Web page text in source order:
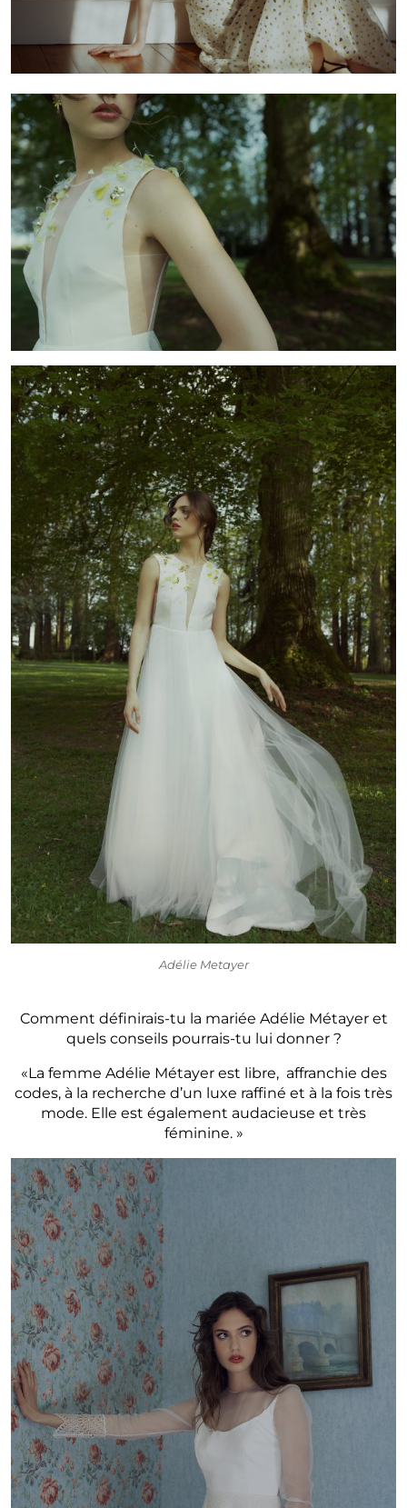
Adélie Metayer
Comment définirais-tu la mariée Adélie Métayer et
quels conseils pourrais-tu lui donner ?
«La femme Adélie Métayer est libre, affranchie des
codes, à la recherche d’un luxe raffiné et à la fois très
mode. Elle est également audacieuse et très
féminine. »